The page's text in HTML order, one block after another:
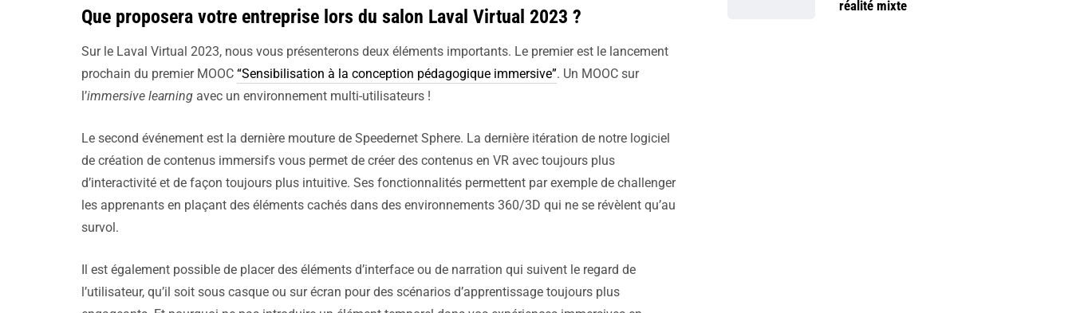
Que proposera votre entreprise lors du salon Laval Virtual 2023 ?
Sur le Laval Virtual 2023, nous vous présenterons deux éléments importants. Le premier est le lancement
prochain du premier MOOC “Sensibilisation à la conception pédagogique immersive”. Un MOOC sur
l’immersive learning avec un environnement multi-utilisateurs !
Le second événement est la dernière mouture de Speedernet Sphere. La dernière itération de notre logiciel
de création de contenus immersifs vous permet de créer des contenus en VR avec toujours plus
d’interactivité et de façon toujours plus intuitive. Ses fonctionnalités permettent par exemple de challenger
les apprenants en plaçant des éléments cachés dans des environnements 360/3D qui ne se révèlent qu’au
survol.
Il est également possible de placer des éléments d’interface ou de narration qui suivent le regard de
l’utilisateur, qu’il soit sous casque ou sur écran pour des scénarios d’apprentissage toujours plus
réalité mixte